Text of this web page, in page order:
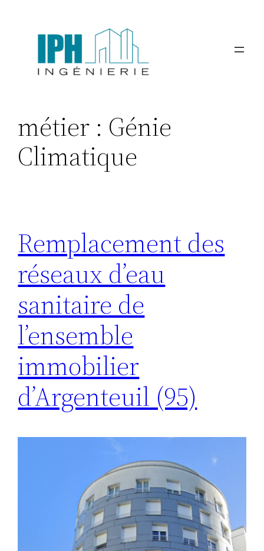
métier : Génie
Climatique
Remplacement des
réseaux d’eau
sanitaire de
l’ensemble
immobilier
d’Argenteuil (95)